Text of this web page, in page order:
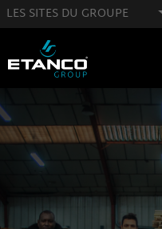
LES SITES DU GROUPE